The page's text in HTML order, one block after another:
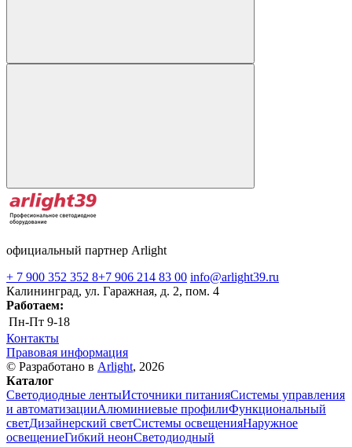
официальный партнер Arlight
+ 7 900 352 352 8+7 906 214 83 00 info@arlight39.ru
Калининград, ул. Гаражная, д. 2, пом. 4
Работаем:
Пн-Пт 9-18
Контакты
Правовая информация
© Разработано в Arlight, 2026
Каталог
Светодиодные лентыИсточники питанияСистемы управления
и автоматизацииАлюминиевые профилиФункциональный
светДизайнерский светСистемы освещенияНаружное
освещениеГибкий неонСветодиодный